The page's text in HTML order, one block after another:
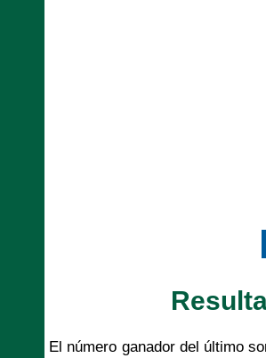
El número ganador del último